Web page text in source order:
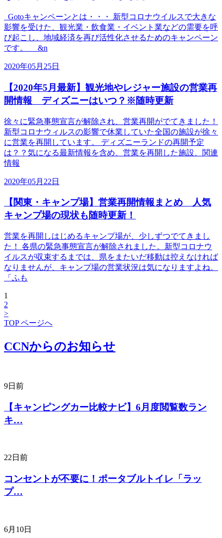
Gotoキャンペーンとは・・・ 新型コロナウイルスで大きな
影響を受けた、観光業・飲食業・イベント業などの需要を呼
び起こし、地域経済を再び活性化させるためのキャンペーン
です。 &n
2020年05月25日
【2020年5月最新】観光地やレジャー施設の営業再
開情報 ディズニーはいつ？※随時更新
徐々に緊急事態宣言が解除され、営業再開がでてきました！
新型コロナウィルスの影響で休業していた全国の施設が徐々
に営業を再開しています。 ディズニーランドの再開予定
は？？気になる最新情報を含め、営業を再開した施設、関連
情報
2020年05月22日
【関東・キャンプ場】営業再開情報まとめ 人気
キャンプ場の現状も随時更新！
営業を再開しはじめるキャンプ場が、少しずつでてきまし
た！ 各県の緊急事態宣言が解除されました。新型コロナウ
イルスが収束するまでは、県をまたいだ移動は控えなければ
なりませんが、キャンプ場の営業状況は気になりますよね。
「ふも
1
2
>
TOP ページへ
CCNからのお知らせ
9日前
【キャンピングカー比較ナビ】6月度閲覧数ラン
キ…
22日前
コンセントが不要に！ポータブルトイレ「ラッ
プ…
6月10日